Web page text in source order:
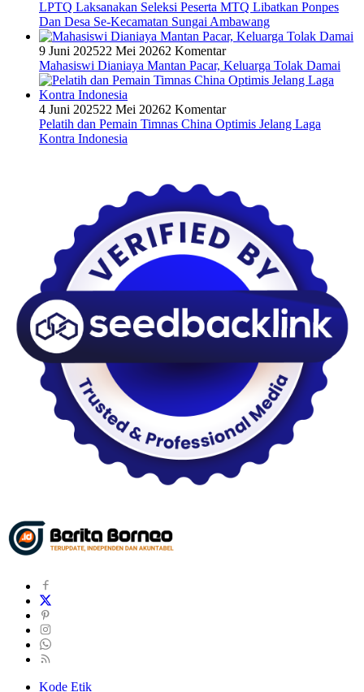
LPTQ Laksanakan Seleksi Peserta MTQ Libatkan Ponpes
Dan Desa Se-Kecamatan Sungai Ambawang
9 Juni 202522 Mei 20262 Komentar
Mahasiswi Dianiaya Mantan Pacar, Keluarga Tolak Damai
4 Juni 202522 Mei 20262 Komentar
Pelatih dan Pemain Timnas China Optimis Jelang Laga
Kontra Indonesia
Kode Etik